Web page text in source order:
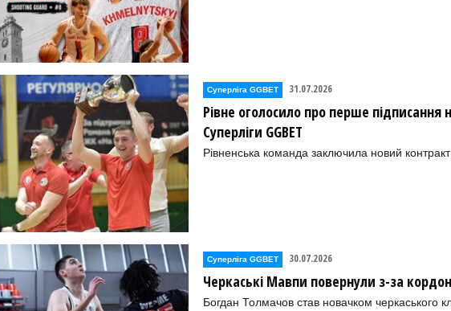
Суперліга GGBET 31.07.2026
Рівне оголосило про перше підписання
Суперліги GGBET
Рівненська команда заключила новий
Суперліга GGBET 30.07.2026
Черкаські Мавпи повернули з-за
Богдан Толмачов став новачком черкаського